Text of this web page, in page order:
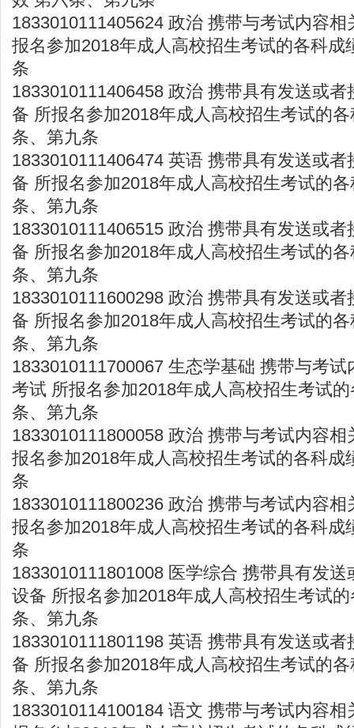
1833010111405624 政治 携带与考试内容
报名参加2018年成人高校招生考试的各科成
条
1833010111406458 政治 携带具有发送或
备 所报名参加2018年成人高校招生考试的
条、第九条
1833010111406474 英语 携带具有发送或
备 所报名参加2018年成人高校招生考试的
条、第九条
1833010111406515 政治 携带具有发送或
备 所报名参加2018年成人高校招生考试的
条、第九条
1833010111600298 政治 携带具有发送或
备 所报名参加2018年成人高校招生考试的
条、第九条
1833010111700067 生态学基础 携带与考
考试 所报名参加2018年成人高校招生考试
条、第九条
1833010111800058 政治 携带与考试内容
报名参加2018年成人高校招生考试的各科成
条
1833010111800236 政治 携带与考试内容
报名参加2018年成人高校招生考试的各科成
条
1833010111801008 医学综合 携带具有发
设备 所报名参加2018年成人高校招生考试
条、第九条
1833010111801198 英语 携带具有发送或
备 所报名参加2018年成人高校招生考试的
条、第九条
1833010114100184 语文 携带与考试内容